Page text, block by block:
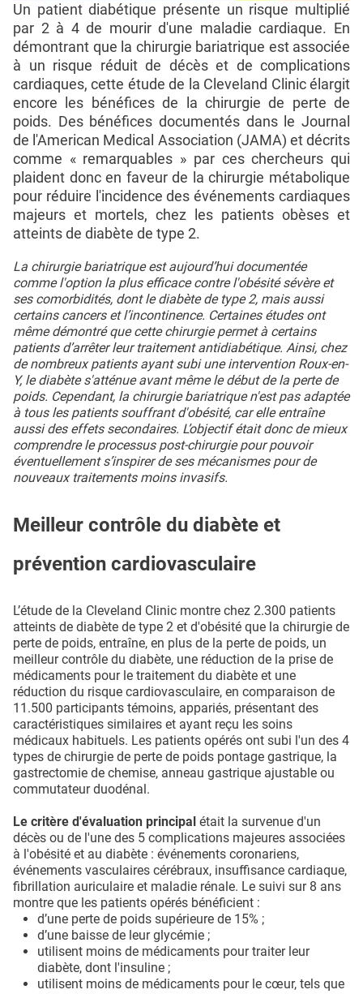
Un patient diabétique présente un risque multiplié
par 2 à 4 de mourir d'une maladie cardiaque. En
démontrant que la chirurgie bariatrique est associée
à un risque réduit de décès et de complications
cardiaques, cette étude de la Cleveland Clinic élargit
encore les bénéfices de la chirurgie de perte de
poids. Des bénéfices documentés dans le Journal
de l'American Medical Association (JAMA) et décrits
comme « remarquables » par ces chercheurs qui
plaident donc en faveur de la chirurgie métabolique
pour réduire l'incidence des événements cardiaques
majeurs et mortels, chez les patients obèses et
atteints de diabète de type 2.
La chirurgie bariatrique est aujourd’hui documentée
comme l'option la plus efficace contre l'obésité sévère et
ses comorbidités, dont le diabète de type 2, mais aussi
certains cancers et l’incontinence. Certaines études ont
même démontré que cette chirurgie permet à certains
patients d’arrêter leur traitement antidiabétique. Ainsi, chez
de nombreux patients ayant subi une intervention Roux-en-
Y, le diabète s'atténue avant même le début de la perte de
poids. Cependant, la chirurgie bariatrique n'est pas adaptée
à tous les patients souffrant d'obésité, car elle entraîne
aussi des effets secondaires. L’objectif était donc de mieux
comprendre le processus post-chirurgie pour pouvoir
éventuellement s’inspirer de ses mécanismes pour de
nouveaux traitements moins invasifs.
Meilleur contrôle du diabète et
prévention cardiovasculaire
L’étude de la Cleveland Clinic montre chez 2.300 patients
atteints de diabète de type 2 et d'obésité que la chirurgie de
perte de poids, entraîne, en plus de la perte de poids, un
meilleur contrôle du diabète, une réduction de la prise de
médicaments pour le traitement du diabète et une
réduction du risque cardiovasculaire, en comparaison de
11.500 participants témoins, appariés, présentant des
caractéristiques similaires et ayant reçu les soins
médicaux habituels. Les patients opérés ont subi l'un des 4
types de chirurgie de perte de poids pontage gastrique, la
gastrectomie de chemise, anneau gastrique ajustable ou
commutateur duodénal.
Le critère d'évaluation principal était la survenue d'un
décès ou de l'une des 5 complications majeures associées
à l'obésité et au diabète : événements coronariens,
événements vasculaires cérébraux, insuffisance cardiaque,
fibrillation auriculaire et maladie rénale. Le suivi sur 8 ans
montre que les patients opérés bénéficient :
d’une perte de poids supérieure de 15% ;
d’une baisse de leur glycémie ;
utilisent moins de médicaments pour traiter leur
diabète, dont l'insuline ;
utilisent moins de médicaments pour le cœur, tels que